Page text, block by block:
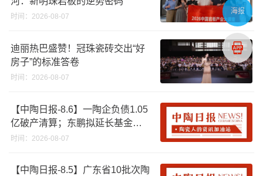
时间：2026-08-07
迪丽热巴盛赞！冠珠瓷砖交出“好
房子”的标准答卷
时间：2026-08-07
【中陶日报-8.6】一陶企负债1.05
亿破产清算；东鹏拟延长基金投
资期限；工信部开展建陶行业能
时间：2026-08-07
【中陶日报-8.5】广东省10批次陶
海报